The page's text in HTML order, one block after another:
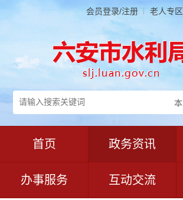
会员登录/注册 老人专区
首页 政务资讯
办事服务 互动交流